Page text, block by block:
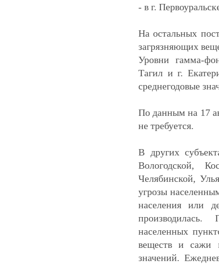
- в г.
На остальных
загрязняющих
Уровни гамма-
Тагил и г.
среднегодовые
По данным на 17
не требуется.
В других
Вологодской,
Челябинской,
угрозы
населения или
производилась.
населенных
веществ и сажи
значений.